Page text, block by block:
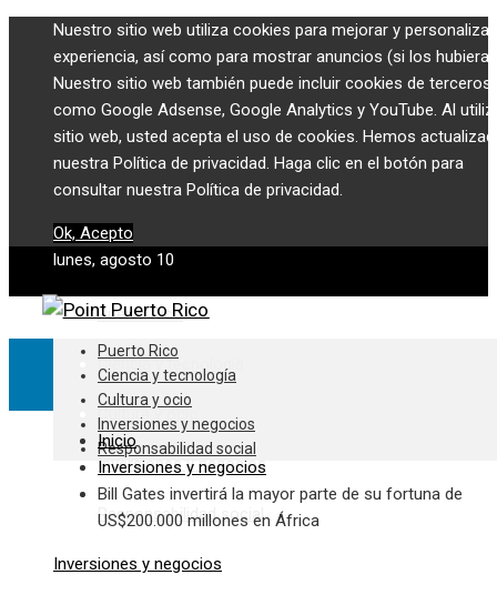
Nuestro sitio web utiliza cookies para mejorar y
experiencia, así como para mostrar anuncios (si los hubiera).
Nuestro sitio web también puede incluir cookies de terceros,
como Google Adsense, Google Analytics y YouTube. Al
sitio web, usted acepta el uso de cookies. Hemos
nuestra Política de privacidad. Haga clic en el botón para
consultar nuestra Política de privacidad.
Ok, Acepto
lunes, agosto 10
Puerto Rico
Ciencia y tecnología
Cultura y ocio
Inversiones y negocios
Responsabilidad social
Puerto Rico
Ciencia y tecnología
Cultura y ocio
Inversiones y negocios
Responsabilidad social
Inicio
Inversiones y negocios
Bill Gates invertirá la mayor parte de su fortuna de
US$200.000 millones en África
Inversiones y negocios